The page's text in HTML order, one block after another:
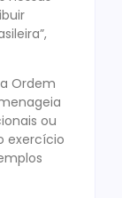
Ordem
ou
exercício